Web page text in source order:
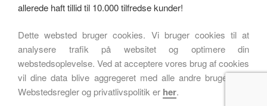
allerede haft tillid til 10.000 tilfredse kunder!
Dette websted bruger cookies. Vi bruger cookies til at
analysere trafik på websitet og optimere din
webstedsoplevelse. Ved at acceptere vores brug af cookies
vil dine data blive aggregeret med alle andre brugerdata.
Webstedsregler og privatlivspolitik er her.